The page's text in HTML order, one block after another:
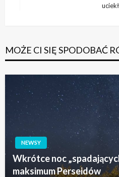
MOŻE CI SIĘ SPODOBAĆ
NEWSY
Wkrótce noc
maksimum Perseidów